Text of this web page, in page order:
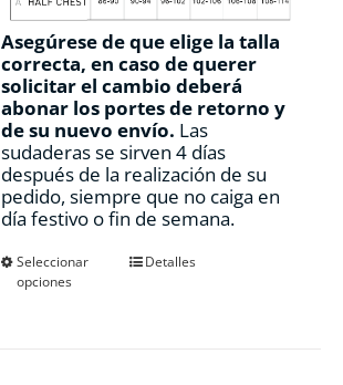
Asegúrese de que elige la talla
correcta, en caso de querer
solicitar el cambio deberá
abonar los portes de retorno y
de su nuevo envío. Las
sudaderas se sirven 4 días
después de la realización de su
pedido, siempre que no caiga en
día festivo o fin de semana.
Seleccionar
opciones
EsteDetalles